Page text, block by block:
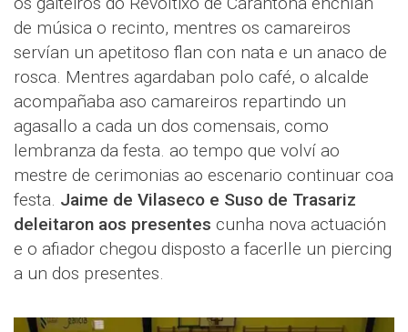
de música o recinto, mentres os camareiros
servían un apetitoso flan con nata e un anaco de
rosca. Mentres agardaban polo café, o alcalde
acompañaba aso camareiros repartindo un
agasallo a cada un dos comensais, como
lembranza da festa. ao tempo que volví ao
mestre de cerimonias ao escenario continuar coa
festa. Jaime de Vilaseco e Suso de Trasariz
deleitaron aos presentes cunha nova actuación
e o afiador chegou disposto a facerlle un piercing
a un dos presentes.